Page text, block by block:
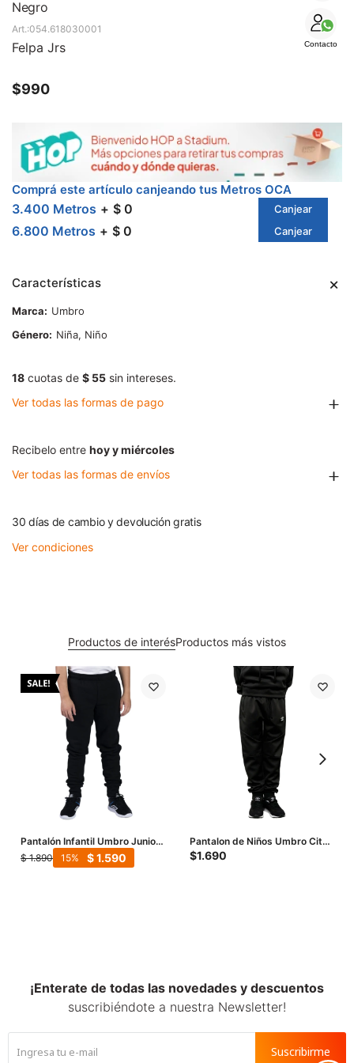
Negro
Contacto
054.618030001
Felpa Jrs
$990
Comprá este artículo canjeando tus Metros OCA
3.400 Metros $ 0 Canjear
6.800 Metros $ 0 Canjear
Características
Marca
Umbro
Género
Niña, Niño
18 cuotas de $ 55 sin intereses.
Ver todas las formas de pago
Recibelo entre hoy y miércoles
Ver todas las formas de envíos
30 días de cambio y devolución gratis
Ver condiciones
Productos de interésProductos más vistos
Pantalón Infantil Umbro Junior
- Negro
$ 1.890 $1.590
15
Pantalon de Niños Umbro City -
Negro
$1.690
¡Enterate de todas las novedades y descuentos
suscribiéndote a nuestra Newsletter!
Suscribirme